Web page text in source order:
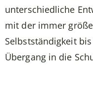
unterschiedliche
mit der immer
Selbstständigkeit
Übergang in die